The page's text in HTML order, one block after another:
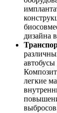
дизайна
легкие